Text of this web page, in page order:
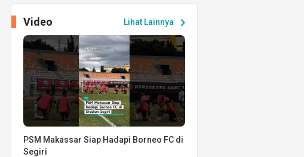
Lihat Lainnya chevron_right
Video
PSM Makassar Siap Hadapi Borneo FC di
Segiri